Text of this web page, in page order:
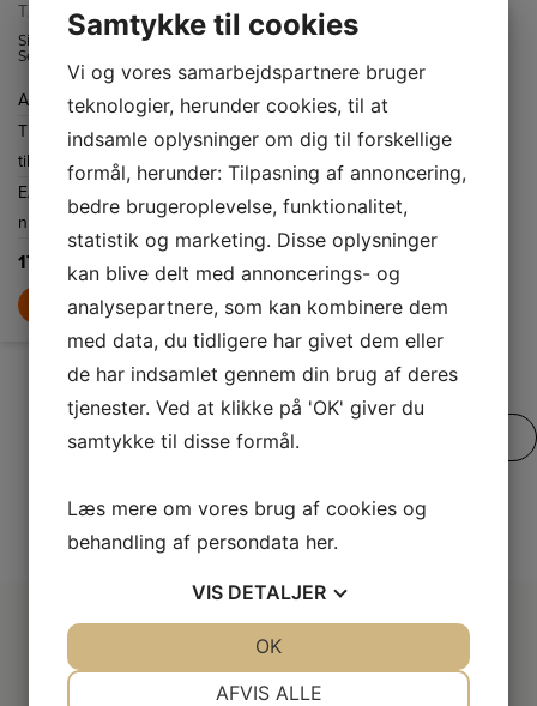
TZ80002B
Siemens EQ
Series
afkalkningstabletter
fjerner afkalkning
og forlænger din
maskines levetid.
Antal
3-pak
Tilbehør
til
Fuldauto.
espressomaskiner
EAN
nummer
179,-
LÆG I KURV
SE VORES FULDE UDVALG
Samtykke til cookies
Vi og vores samarbejdspartnere bruger
teknologier, herunder cookies, til at
indsamle oplysninger om dig til forskellige
formål, herunder: Tilpasning af annoncering,
bedre brugeroplevelse, funktionalitet,
statistik og marketing. Disse oplysninger
kan blive delt med annoncerings- og
analysepartnere, som kan kombinere dem
med data, du tidligere har givet dem eller
de har indsamlet gennem din brug af deres
tjenester. Ved at klikke på 'OK' giver du
samtykke til disse formål.
Læs mere om vores brug af cookies og
behandling af persondata her.
VIS DETALJER
AFVIS ALLE
OK